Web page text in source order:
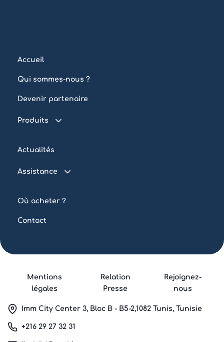
Accueil
Qui sommes-nous ?
Devenir partenaire
Produits
Automatisation
Piscine collective
Actualités
Assistance
Où acheter ?
Contact
Mentions
légales
Relation
Presse
Rejoignez-
nous
Imm City Center 3, Bloc B - B5-2,1082 Tunis, Tunisie
+216 29 27 32 31